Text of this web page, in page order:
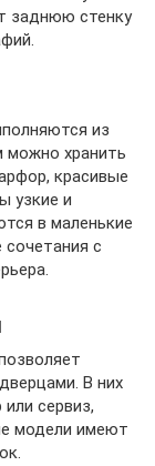
заднюю стенку
из
можно хранить
красивые
узкие и
в маленькие
с
В них
сервиз,
модели имеют